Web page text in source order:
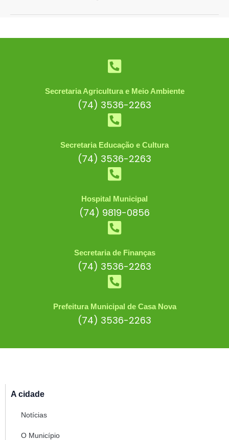
Secretaria Agricultura e Meio Ambiente
(74) 3536-2263
Secretaria Educação e Cultura
(74) 3536-2263
Hospital Municipal
(74) 9819-0856
Secretaria de Finanças
(74) 3536-2263
Prefeitura Municipal de Casa Nova
(74) 3536-2263
A cidade
Notícias
O Município